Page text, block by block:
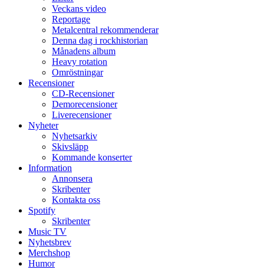
Veckans video
Reportage
Metalcentral rekommenderar
Denna dag i rockhistorian
Månadens album
Heavy rotation
Omröstningar
Recensioner
CD-Recensioner
Demorecensioner
Liverecensioner
Nyheter
Nyhetsarkiv
Skivsläpp
Kommande konserter
Information
Annonsera
Skribenter
Kontakta oss
Spotify
Skribenter
Music TV
Nyhetsbrev
Merchshop
Humor